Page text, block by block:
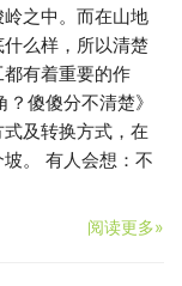
之中。而在山地
什么样，所以清楚
有着重要的作
傻傻分不清楚》
及转换方式，在
。 有人会想：不
阅读更多»